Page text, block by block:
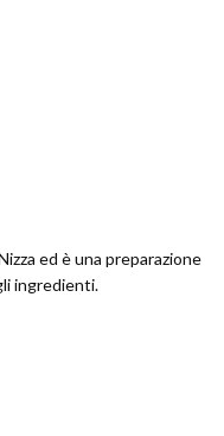
ed è una preparazione
ingredienti.